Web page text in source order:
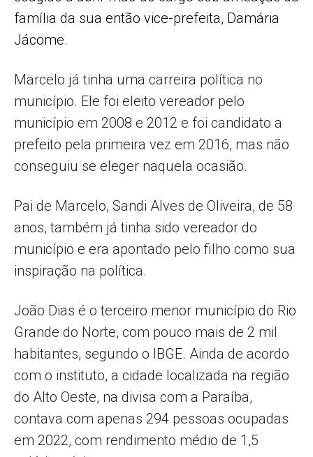
família da sua então vice-prefeita, Damária
Jácome.
Marcelo já tinha uma carreira política no
município. Ele foi eleito vereador pelo
município em 2008 e 2012 e foi candidato a
prefeito pela primeira vez em 2016, mas não
conseguiu se eleger naquela ocasião.
Pai de Marcelo, Sandi Alves de Oliveira, de 58
anos, também já tinha sido vereador do
município e era apontado pelo filho como sua
inspiração na política.
João Dias é o terceiro menor município do Rio
Grande do Norte, com pouco mais de 2 mil
habitantes, segundo o IBGE. Ainda de acordo
com o instituto, a cidade localizada na região
do Alto Oeste, na divisa com a Paraíba,
contava com apenas 294 pessoas ocupadas
em 2022, com rendimento médio de 1,5